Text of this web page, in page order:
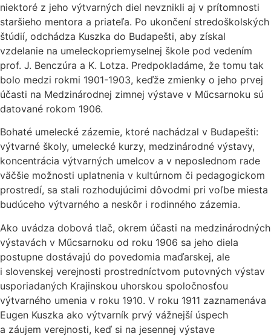
niektoré z jeho výtvarných diel nevznikli aj v prítomnosti
staršieho mentora a priateľa. Po ukončení stredoškolských
štúdií, odchádza Kuszka do Budapešti, aby získal
vzdelanie na umeleckopriemyselnej škole pod vedením
prof. J. Benczúra a K. Lotza. Predpokladáme, že tomu tak
bolo medzi rokmi 1901-1903, keďže zmienky o jeho prvej
účasti na Medzinárodnej zimnej výstave v Műcsarnoku sú
datované rokom 1906.
Bohaté umelecké zázemie, ktoré nachádzal v Budapešti:
výtvarné školy, umelecké kurzy, medzinárodné výstavy,
koncentrácia výtvarných umelcov a v neposlednom rade
väčšie možnosti uplatnenia v kultúrnom či pedagogickom
prostredí, sa stali rozhodujúcimi dôvodmi pri voľbe miesta
budúceho výtvarného a neskôr i rodinného zázemia.
Ako uvádza dobová tlač, okrem účasti na medzinárodných
výstavách v Műcsarnoku od roku 1906 sa jeho diela
postupne dostávajú do povedomia maďarskej, ale
i slovenskej verejnosti prostredníctvom putovných výstav
usporiadaných Krajinskou uhorskou spoločnosťou
výtvarného umenia v roku 1910. V roku 1911 zaznamenáva
Eugen Kuszka ako výtvarník prvý vážnejší úspech
a záujem verejnosti, keď si na jesennej výstave